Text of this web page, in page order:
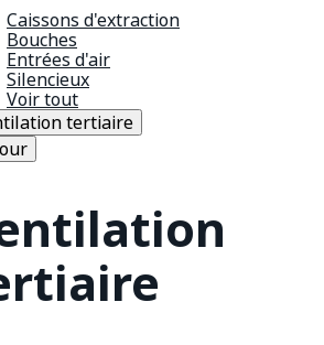
Caissons d'extraction
Bouches
Entrées d'air
Silencieux
Voir tout
tertiaire